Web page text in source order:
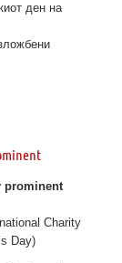
ден на
prominent
Charity
Day)